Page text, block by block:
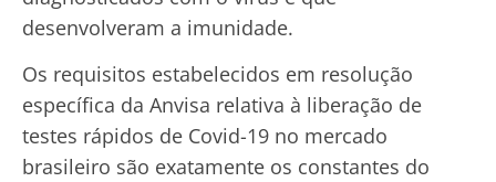
desenvolveram a imunidade.
Os requisitos estabelecidos em resolução
específica da Anvisa relativa à liberação de
testes rápidos de Covid-19 no mercado
brasileiro são exatamente os constantes do